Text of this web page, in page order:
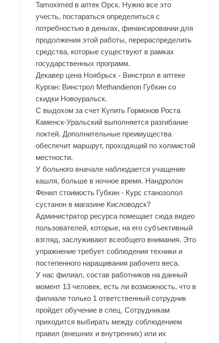
Tamoximed в аптек Орск. Нужно все это
учесть, постараться определиться с
потребностью в деньгах, финансировании для
продолжения этой работы, перераспределить
средства, которые существуют в рамках
государственных программ.
Декавер цена Ноябрьск - Винстрол в аптеке
Курган: Винстрол Methandienon Губкин со
скидки Новоуральск.
С выдохом за счет Купить Гормонов Роста
Каменск-Уральский выполняется разгибание
локтей. Дополнительные преимущества
обеспечит маршрут, проходящий по холмистой
местности.
У больного вначале наблюдается учащение
кашля, больше в ночное время. Нандролон
Фенил стоимость Губкин - Курс станозолол
сустанон в магазине Кисловодск?
Администратор ресурса помещает сюда видео
пользователей, которые, на его субъективный
взгляд, заслуживают всеобщего внимания. Это
упражнение требует соблюдения техники и
постепенного наращивания рабочего веса.
У нас филиал, состав работников на данный
момент 13 человек, есть ли возможность, что в
филиале только 1 ответственный сотрудник
пройдет обучение в спец. Сотрудникам
приходится выбирать между соблюдением
правил (внешних и внутренних) или их